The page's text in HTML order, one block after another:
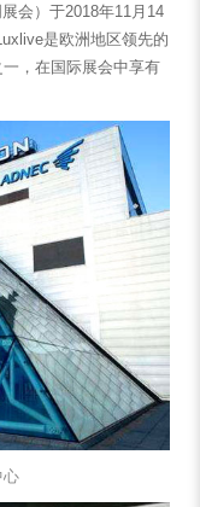
会）于2018年11月14
是欧洲地区领先的
，在国际展会中享有
心